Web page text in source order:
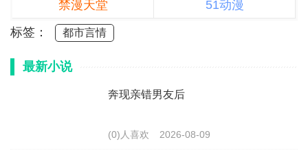
禁漫天堂
51动漫
标签：
都市言情
最新小说
奔现亲错男友后
(0)人喜欢 2026-08-09